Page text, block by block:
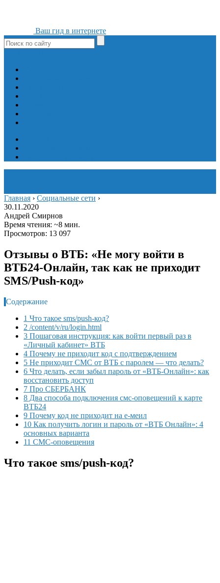
Ваш гид в интернете
Главная › Социальные сети ›
30.11.2020
Андрей Смирнов
Время чтения: ~8 мин.
Просмотров: 13 097
Отзывы о ВТБ: «Не могу войти в
ВТБ24-Онлайн, так как не приходит
SMS/Push-код»
Содержание
1 Что такое sms/push-код?
2 /content/v/ru/login.html
3 Пошаговая инструкция: как войти первый раз в
«Личный кабинет» ВТБ
4 Почему не приходит код с подтверждением
5 Не приходит СМС от ВТБ с паролем — что делать?
6 Что делать, если забыл пароль от «ВТБ-Онлайн»: как
восстановить доступ
7 Про СБЕРБАНК
8 Два способа подключения смс-оповещений к карте
ВТБ24
9 Почему код не приходит на е-меил
10 Как получить логин и пароль от «ВТБ Онлайн»: 4
основных варианта
11 СМС-оповещения
Что такое sms/push-код?